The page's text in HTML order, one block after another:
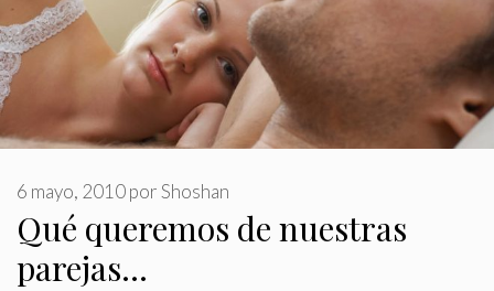
Qué queremos de nuestras
parejas…
6 mayo, 2010porShoshan